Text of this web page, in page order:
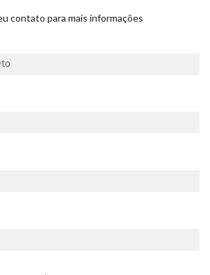
contato para mais informações